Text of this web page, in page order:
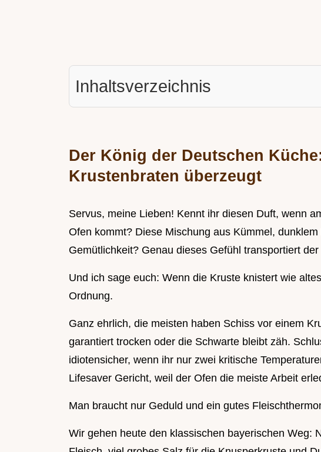
Inhaltsverzeichnis
Der König der Deutschen
Krustenbraten überzeugt
Servus, meine Lieben! Kennt ihr diesen Duft, wenn
Ofen kommt? Diese Mischung aus Kümmel,
Gemütlichkeit? Genau dieses Gefühl transportiert
Und ich sage euch: Wenn die Kruste knistert wie
Ordnung.
Ganz ehrlich, die meisten haben Schiss vor einem
garantiert trocken oder die Schwarte bleibt zäh.
idiotensicher, wenn ihr nur zwei kritische
Lifesaver Gericht, weil der Ofen die meiste Arbeit
Man braucht nur Geduld und ein gutes
Wir gehen heute den klassischen bayerischen Weg: